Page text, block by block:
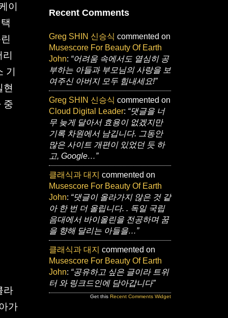
이
기
현
중
라
가
Recent Comments
Greg SHIN 신승식 commented on
Musescore For Beauty Of Earth
John: “어려움 속에서도 열심히 공
부하는 아들과 부모님의 사랑을 보
여주신 아버지 모두 힘내세요!”
Greg SHIN 신승식 commented on
Cloud Digital Leader: “댓글을 너
무 늦게 달아서 효용이 없겠지만
기록 차원에서 남깁니다. 그동안
많은 사이트 개편이 있었던 듯 하
고, Google…”
클래식과 대지 commented on
Musescore For Beauty Of Earth
John: “댓글이 올라가지 않은 것 같
아 한 번 더 올립니다. . 독일 국립
음대에서 바이올린을 전공하며 꿈
을 향해 달리는 아들을…”
클래식과 대지 commented on
Musescore For Beauty Of Earth
John: “공유하고 싶은 글이라 트위
터 와 링크드인에 담아갑니다”
Get this Recent Comments Widget